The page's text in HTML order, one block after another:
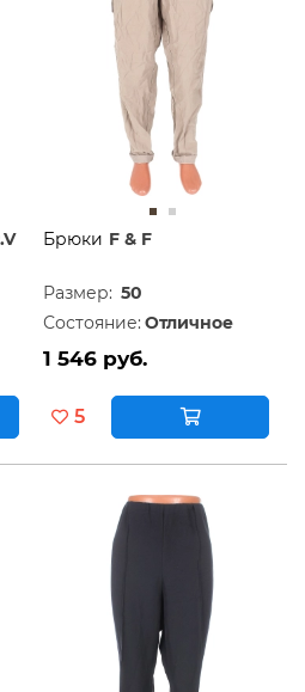
Брюки F & F
Размер: 50
Состояние: Отличное
1 546 руб.
5